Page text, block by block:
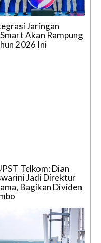
Jaringan
Akan Rampung
2026 Ini
Telkom: Dian
Jadi Direktur
Bagikan Dividen